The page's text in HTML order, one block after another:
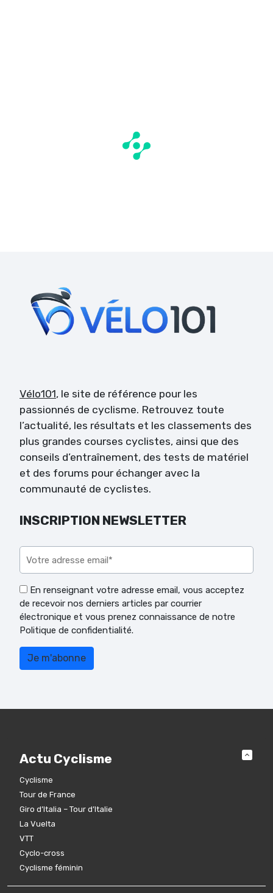
Vélo101, le site de référence pour les
passionnés de cyclisme. Retrouvez toute
l’actualité, les résultats et les classements des
plus grandes courses cyclistes, ainsi que des
conseils d’entraînement, des tests de matériel
et des forums pour échanger avec la
communauté de cyclistes.
INSCRIPTION NEWSLETTER
En renseignant votre adresse email, vous acceptez
de recevoir nos derniers articles par courrier
électronique et vous prenez connaissance de notre
Politique de confidentialité.
Actu Cyclisme
Cyclisme
Tour de France
Giro d’Italia – Tour d’Italie
La Vuelta
VTT
Cyclo-cross
Cyclisme féminin